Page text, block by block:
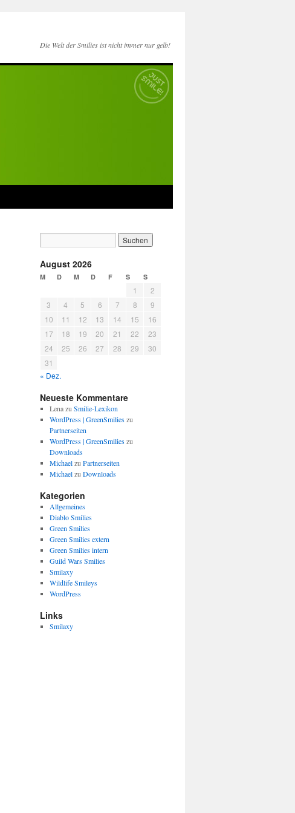
Die Welt der Smilies ist nicht immer nur gelb!
August 2026
M D M D F S S
1
2
3
4 5 6 7 8
9
10
11 12 13 14 15
16
17
18 19 20 21 22
23
24
25 26 27 28 29
30
31
« Dez.
Neueste Kommentare
Lenazu Smilie-Lexikon
WordPress | GreenSmilieszu
Partnerseiten
WordPress | GreenSmilieszu
Downloads
Michaelzu Partnerseiten
Michaelzu Downloads
Kategorien
Allgemeines
Diablo Smilies
Green Smilies
Green Smilies extern
Green Smilies intern
Guild Wars Smilies
Smilaxy
Wildlife Smileys
WordPress
Links
Smilaxy